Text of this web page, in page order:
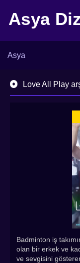
Asya
Asya
Love All Play
Badminton iş
olan bir erkek ve
ve sevgisini